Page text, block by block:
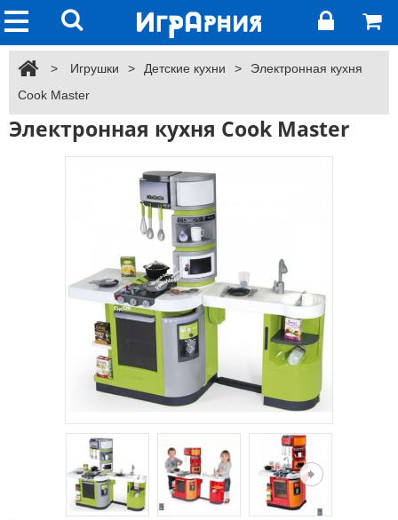
> Игрушки > Детские кухни >
Электронная кухня
Cook Master
Электронная кухня Cook Master